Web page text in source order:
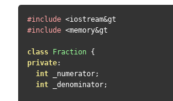
#include <iostream&
#include <memory&gt
class Fraction {
private:
int _numerator;
int _denominator;